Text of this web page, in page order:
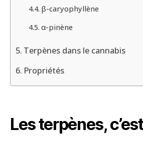
β-caryophyllène
α-pinène
Terpènes dans le cannabis
Propriétés
Les terpènes,